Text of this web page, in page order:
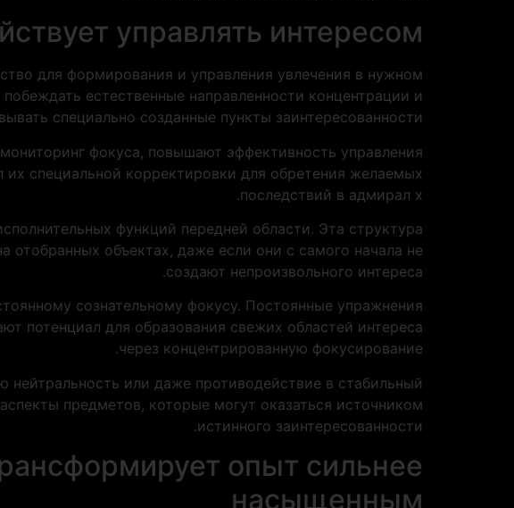
управлять интересом
для формирования и управления увлечения в нужном
естественные направленности концентрации и
специально созданные пункты заинтересованности.
фокуса, повышают эффективность управления
специальной корректировки для обретения желаемых
последствий в адмирал х.
функций передней области. Эта структура
объектах, даже если они с самого начала не
создают непроизвольного интереса.
сознательному фокусу. Постоянные упражнения
потенциал для образования свежих областей интереса
через концентрированную фокусирование.
нейтральность или даже противодействие в стабильный
предметов, которые могут оказаться источником
истинного заинтересованности.
опыт сильнее
насыщенным